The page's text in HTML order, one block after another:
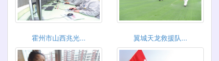
霍州市山西兆光... 翼城天龙救援队...